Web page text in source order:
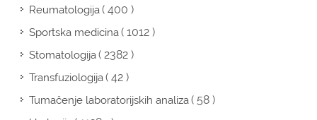
Reumatologija( 400 )
Sportska medicina( 1012 )
Stomatologija( 2382 )
Transfuziologija( 42 )
Tumačenje laboratorijskih analiza( 58 )